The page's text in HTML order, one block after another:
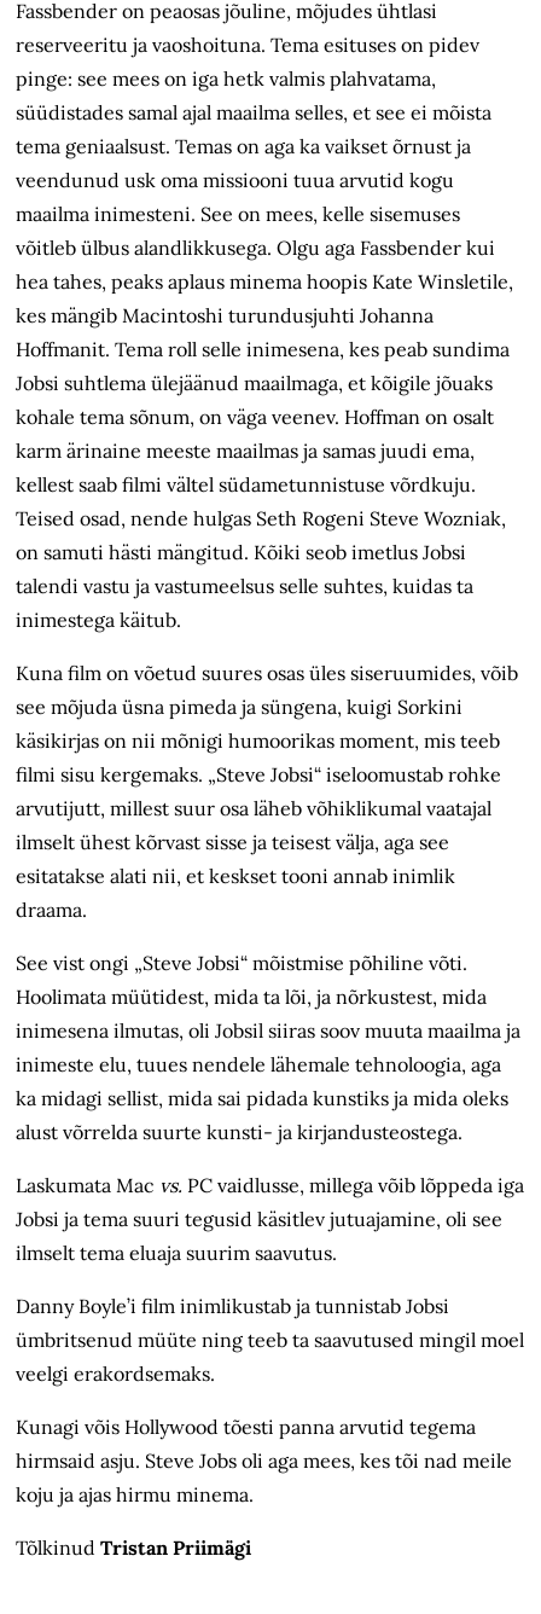
Fassbender on peaosas jõuline, mõjudes ühtlasi
reserveeritu ja vaoshoituna. Tema esituses on pidev
pinge: see mees on iga hetk valmis plahvatama,
süüdistades samal ajal maailma selles, et see ei mõista
tema geniaalsust. Temas on aga ka vaikset õrnust ja
veendunud usk oma missiooni tuua arvutid kogu
maailma inimesteni. See on mees, kelle sisemuses
võitleb ülbus alandlikkusega. Olgu aga Fassbender kui
hea tahes, peaks aplaus minema hoopis Kate Winsletile,
kes mängib Macintoshi turundusjuhti Johanna
Hoffmanit. Tema roll selle inimesena, kes peab sundima
Jobsi suhtlema ülejäänud maailmaga, et kõigile jõuaks
kohale tema sõnum, on väga veenev. Hoffman on osalt
karm ärinaine meeste maailmas ja samas juudi ema,
kellest saab filmi vältel südametunnistuse võrdkuju.
Teised osad, nende hulgas Seth Rogeni Steve Wozniak,
on samuti hästi mängitud. Kõiki seob imetlus Jobsi
talendi vastu ja vastumeelsus selle suhtes, kuidas ta
inimestega käitub.
Kuna film on võetud suures osas üles siseruumides, võib
see mõjuda üsna pimeda ja süngena, kuigi Sorkini
käsikirjas on nii mõnigi humoorikas moment, mis teeb
filmi sisu kergemaks. „Steve Jobsi“ iseloomustab rohke
arvutijutt, millest suur osa läheb võhiklikumal vaatajal
ilmselt ühest kõrvast sisse ja teisest välja, aga see
esitatakse alati nii, et keskset tooni annab inimlik
draama.
See vist ongi „Steve Jobsi“ mõistmise põhiline võti.
Hoolimata müütidest, mida ta lõi, ja nõrkustest, mida
inimesena ilmutas, oli Jobsil siiras soov muuta maailma ja
inimeste elu, tuues nendele lähemale tehnoloogia, aga
ka midagi sellist, mida sai pidada kunstiks ja mida oleks
alust võrrelda suurte kunsti- ja kirjandusteostega.
Laskumata Mac vs. PC vaidlusse, millega võib lõppeda iga
Jobsi ja tema suuri tegusid käsitlev jutuajamine, oli see
ilmselt tema eluaja suurim saavutus.
Danny Boyle’i film inimlikustab ja tunnistab Jobsi
ümbritsenud müüte ning teeb ta saavutused mingil moel
veelgi erakordsemaks.
Kunagi võis Hollywood tõesti panna arvutid tegema
hirmsaid asju. Steve Jobs oli aga mees, kes tõi nad meile
koju ja ajas hirmu minema.
TõlkinudTristan Priimägi